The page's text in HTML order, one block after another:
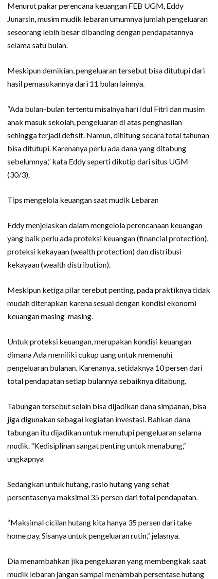
Menurut pakar perencana keuangan FEB UGM, Eddy
Junarsin, musim mudik lebaran umumnya jumlah pengeluaran
seseorang lebih besar dibanding dengan pendapatannya
selama satu bulan.
Meskipun demikian, pengeluaran tersebut bisa ditutupi dari
hasil pemasukannya dari 11 bulan lainnya.
“Ada bulan-bulan tertentu misalnya hari Idul Fitri dan musim
anak masuk sekolah, pengeluaran di atas penghasilan
sehingga terjadi defisit. Namun, dihitung secara total tahunan
bisa ditutupi. Karenanya perlu ada dana yang ditabung
sebelumnya,” kata Eddy seperti dikutip dari situs UGM
(30/3).
Tips mengelola keuangan saat mudik Lebaran
Eddy menjelaskan dalam mengelola perencanaan keuangan
yang baik perlu ada proteksi keuangan (financial protection),
proteksi kekayaan (wealth protection) dan distribusi
kekayaan (wealth distribution).
Meskipun ketiga pilar terebut penting, pada praktiknya tidak
mudah diterapkan karena sesuai dengan kondisi ekonomi
keuangan masing-masing.
Untuk proteksi keuangan, merupakan kondisi keuangan
dimana Ada memiliki cukup uang untuk memenuhi
pengeluaran bulanan. Karenanya, setidaknya 10 persen dari
total pendapatan setiap bulannya sebaiknya ditabung.
Tabungan tersebut selain bisa dijadikan dana simpanan, bisa
jiga digunakan sebagai kegiatan investasi. Bahkan dana
tabungan itu dijadikan untuk menutupi pengeluaran selama
mudik. “Kedisiplinan sangat penting untuk menabung,”
ungkapnya
Sedangkan untuk hutang, rasio hutang yang sehat
persentasenya maksimal 35 persen dari total pendapatan.
“Maksimal cicilan hutang kita hanya 35 persen dari take
home pay. Sisanya untuk pengeluaran rutin,” jelasnya.
Dia menambahkan jika pengeluaran yang membengkak saat
mudik lebaran jangan sampai menambah persentase hutang